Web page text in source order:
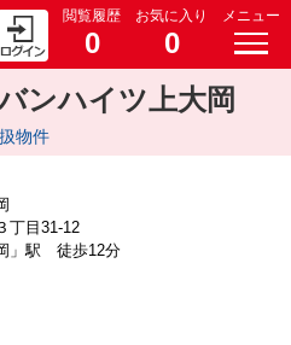
閲覧履歴
0
お気に入り
0
メニュー
ンハイツ上大岡
物件
丁目31-12
」駅 徒歩12分